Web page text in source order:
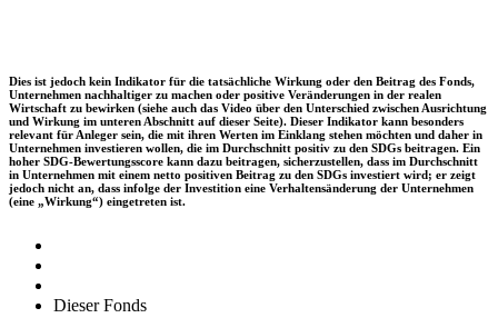
Dies ist jedoch kein Indikator für die tatsächliche Wirkung oder den Beitrag des Fonds,
Unternehmen nachhaltiger zu machen oder positive Veränderungen in der realen
Wirtschaft zu bewirken (siehe auch das Video über den Unterschied zwischen Ausrichtung
und Wirkung im unteren Abschnitt auf dieser Seite). Dieser Indikator kann besonders
relevant für Anleger sein, die mit ihren Werten im Einklang stehen möchten und daher in
Unternehmen investieren wollen, die im Durchschnitt positiv zu den SDGs beitragen. Ein
hoher SDG-Bewertungsscore kann dazu beitragen, sicherzustellen, dass im Durchschnitt
in Unternehmen mit einem netto positiven Beitrag zu den SDGs investiert wird; er zeigt
jedoch nicht an, dass infolge der Investition eine Verhaltensänderung der Unternehmen
(eine „Wirkung“) eingetreten ist.
Dieser Fonds